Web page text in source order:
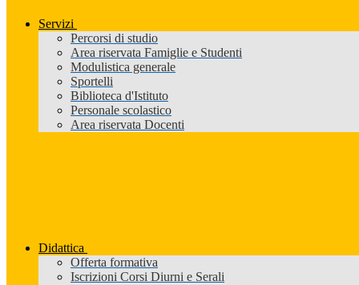
Servizi
Percorsi di studio
Area riservata Famiglie e Studenti
Modulistica generale
Sportelli
Biblioteca d'Istituto
Personale scolastico
Area riservata Docenti
Didattica
Offerta formativa
Iscrizioni Corsi Diurni e Serali